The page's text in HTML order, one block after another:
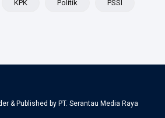
KPK Politik PSSI
& Published by PT. Serantau Media Raya